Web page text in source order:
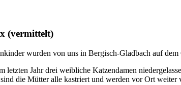
(vermittelt)
wurden von uns in Bergisch-Gladbach auf
letzten Jahr drei weibliche Katzendamen
die Mütter alle kastriert und werden vor Ort weiter